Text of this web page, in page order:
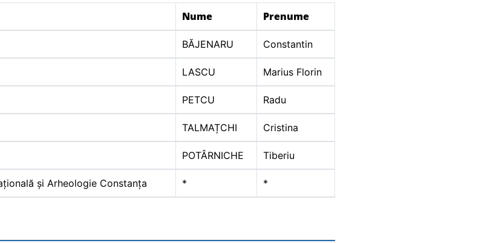
Nume Prenume
BĂJENARU Constantin
LASCU Marius Florin
PETCU Radu
TALMAȚCHI Cristina
POTÂRNICHE Tiberiu
și Arheologie Constanța * *